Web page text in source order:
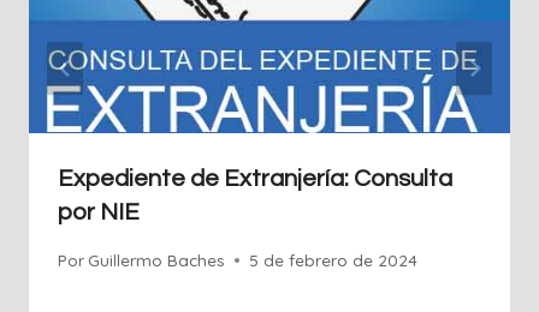
Expediente de Extranjería: Consulta
por NIE
Por Guillermo Baches 5 de febrero de 2024